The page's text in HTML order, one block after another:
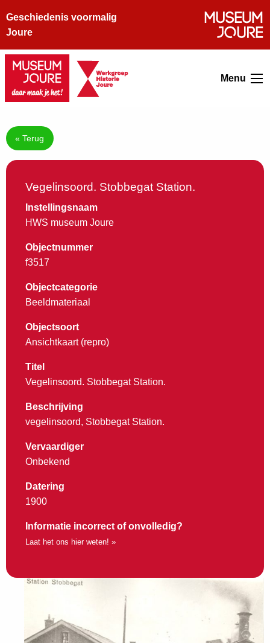
Geschiedenis voormalig
Joure
Menu
« Terug
Vegelinsoord. Stobbegat Station.
Instellingsnaam
HWS museum Joure
Objectnummer
f3517
Objectcategorie
Beeldmateriaal
Objectsoort
Ansichtkaart (repro)
Titel
Vegelinsoord. Stobbegat Station.
Beschrijving
vegelinsoord, Stobbegat Station.
Vervaardiger
Onbekend
Datering
1900
Informatie incorrect of onvolledig?
Laat het ons hier weten! »